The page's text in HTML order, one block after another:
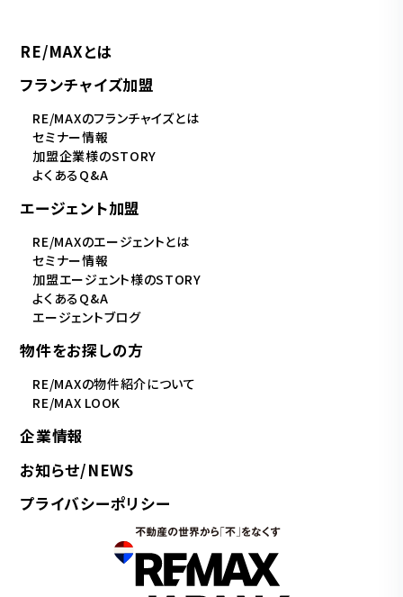
RE/MAXとは
フランチャイズ加盟
RE/MAXのフランチャイズとは
セミナー情報
加盟企業様のSTORY
よくあるQ&A
エージェント加盟
RE/MAXのエージェントとは
セミナー情報
加盟エージェント様のSTORY
よくあるQ&A
エージェントブログ
物件をお探しの方
RE/MAXの物件紹介について
RE/MAX LOOK
企業情報
お知らせ/NEWS
プライバシーポリシー